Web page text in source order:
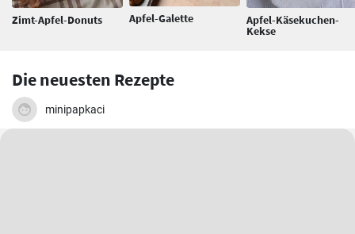
Zimt-Apfel-Donuts Apfel-Galette Apfel-Käsekuchen-
Kekse
Die neuesten Rezepte
minipapkaci